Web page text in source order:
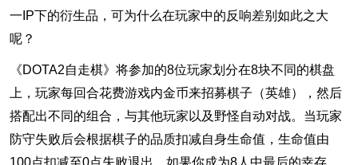
一IP下的衍生品，可为什么在玩家中的反响差别如此之大
呢？
《DOTA2自走棋》将参加的8位玩家划分在8块不同的棋盘
上，玩家每回合花费游戏内金币来招募棋子（英雄），然后
搭配出不同的组合，与其他玩家以及野怪自动对战。当玩家
防守失败后会根据棋子的品质扣减自身生命值，生命值由
100点扣减至0点失败退出。如果你成为8人中最后的幸存